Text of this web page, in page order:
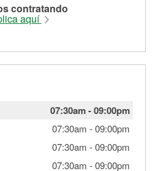
contratando
aquí
07:30am-09:00pm
07:30am -09:00pm
07:30am -09:00pm
07:30am -09:00pm